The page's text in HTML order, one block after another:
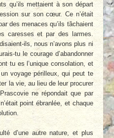
qu’ils mettaient à son départ
sur son cœur. Ce n’était
des menaces qu’ils tâchaient
caresses et par des larmes.
ils, nous n’avons plus ni
tu le courage d’abandonner
tu es l’unique consolation, et
voyage périlleux, qui peut te
la vie, au lieu de leur procurer
ne répondait que par
point ébranlée, et chaque
d’une autre nature, et plus